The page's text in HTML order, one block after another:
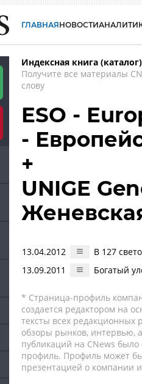
ГЛАВНАЯНОВОСТИ
Индексная книга
Получите все материалы
слову
ESO -
-
+
UNIGE
13.04.2012
В 127
13.09.2011
Богатый
* Страница-профиль
создается редактором на
тексты всех редакционных
обзоры рынков, интервью,
публикаций на CNews
профиль. Профиль может
презентацией о компании